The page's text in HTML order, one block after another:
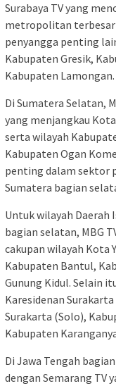
Surabaya TV yang
metropolitan terbesar
penyangga penting
Kabupaten Gresik,
Kabupaten Lamongan.
Di Sumatera Selatan,
yang menjangkau
serta wilayah
Kabupaten Ogan
penting dalam sektor
Sumatera bagian
Untuk wilayah Daerah
bagian selatan, MBG
cakupan wilayah Kota
Kabupaten Bantul,
Gunung Kidul. Selain
Karesidenan
Surakarta (Solo),
Kabupaten
Di Jawa Tengah
dengan Semarang TV